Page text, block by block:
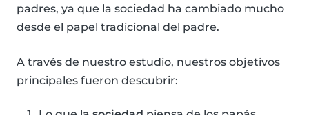
padres, ya que la sociedad ha cambiado mucho
desde el papel tradicional del padre.
A través de nuestro estudio, nuestros objetivos
principales fueron descubrir: